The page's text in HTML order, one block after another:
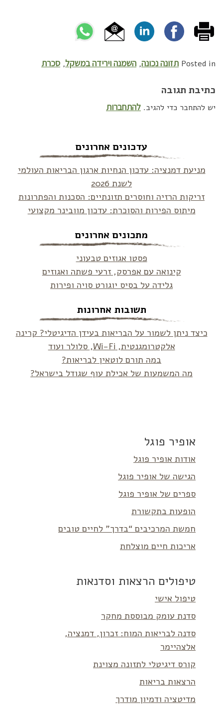
Posted in תזונה נכונה, השמנה וירידה במשקל, סכרת
כתיבת תגובה
יש להתחבר כדי להגיב. להתחברות
עדכונים אחרונים
מניעת דמנציה: עדכון הנחיות ארגון הבריאות העולמי
לשנת 2026
זריקות הרזיה וחוסרים תזונתיים: הסכנות והפתרונות
מיתוס הפירות והסוכרת: עדכון מוובינר מקצועי
מתכונים אחרונים
פסטו אגוזים טבעוני
קינואה עם אפרסק, זרעי פשתה ואגוזים
גלידה על בסיס יוגורט סויה ופירות
תשובות אחרונות
כיצד ניתן לשמור על הבריאות בעידן הדיגיטלי? קרינה
אלקטרומגנטית, Wi-Fi, סלולר ועוד
במה תורם לוטאין לבריאות?
מה המשמעות של אכילת עוף שגודל בישראל?
אופיר פוגל
אודות אופיר פוגל
הגישה של אופיר פוגל
ספרים של אופיר פוגל
הופעות בתקשורת
חמשת המרכיבים “בדרך” לחיים טובים
אריכות חיים מוצלחת
טיפולים הרצאות וסדנאות
טיפול אישי
סדנת עומק מבוססת מחקר
סדנה לבריאות המוח: זכרון, דמנציה,
אלצהיימר
קורס דיגיטלי לתזונה מצוינת
הרצאות בריאות
מדיטציה ודמיון מודרך